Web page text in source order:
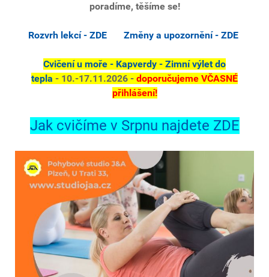
poradíme, těšíme se!
Rozvrh lekcí - ZDE Změny a upozornění - ZDE
Cvičení u moře - Kapverdy - Zimní výlet do
tepla - 10.-17.11.2026 - doporučujeme VČASNÉ
přihlášení!
Jak cvičíme v Srpnu najdete ZDE